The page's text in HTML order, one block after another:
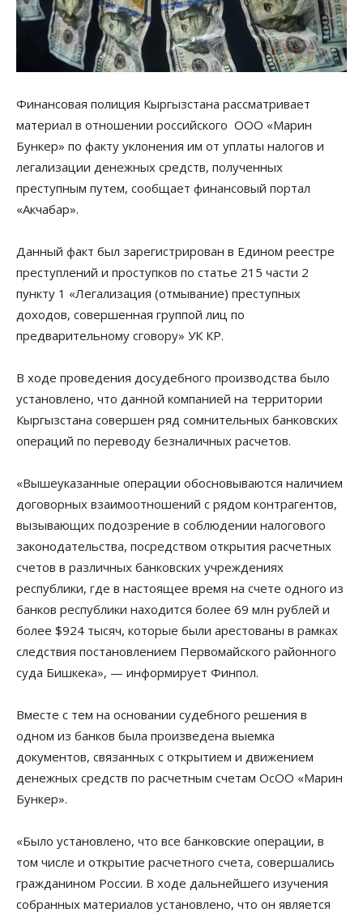
Финансовая полиция Кыргызстана рассматривает
материал в отношении российского ООО «Марин
Бункер» по факту уклонения им от уплаты налогов и
легализации денежных средств, полученных
преступным путем, сообщает финансовый портал
«Акчабар».
Данный факт был зарегистрирован в Едином реестре
преступлений и проступков по статье 215 части 2
пункту 1 «Легализация (отмывание) преступных
доходов, совершенная группой лиц по
предварительному сговору» УК КР.
В ходе проведения досудебного производства было
установлено, что данной компанией на территории
Кыргызстана совершен ряд сомнительных банковских
операций по переводу безналичных расчетов.
«Вышеуказанные операции обосновываются наличием
договорных взаимоотношений с рядом контрагентов,
вызывающих подозрение в соблюдении налогового
законодательства, посредством открытия расчетных
счетов в различных банковских учреждениях
республики, где в настоящее время на счете одного из
банков республики находится более 69 млн рублей и
более $924 тысяч, которые были арестованы в рамках
следствия постановлением Первомайского районного
суда Бишкека», — информирует Финпол.
Вместе с тем на основании судебного решения в
одном из банков была произведена выемка
документов, связанных с открытием и движением
денежных средств по расчетным счетам ОсОО «Марин
Бункер».
«Было установлено, что все банковские операции, в
том числе и открытие расчетного счета, совершались
гражданином России. В ходе дальнейшего изучения
собранных материалов установлено, что он является